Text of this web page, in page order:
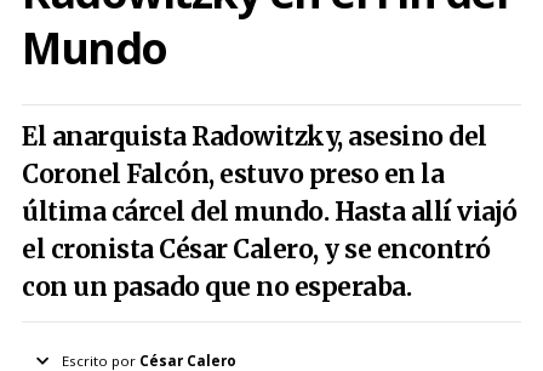
Mundo
El anarquista Radowitzky, asesino del
Coronel Falcón, estuvo preso en la
última cárcel del mundo. Hasta allí viajó
el cronista César Calero, y se encontró
con un pasado que no esperaba.
Escrito por César Calero